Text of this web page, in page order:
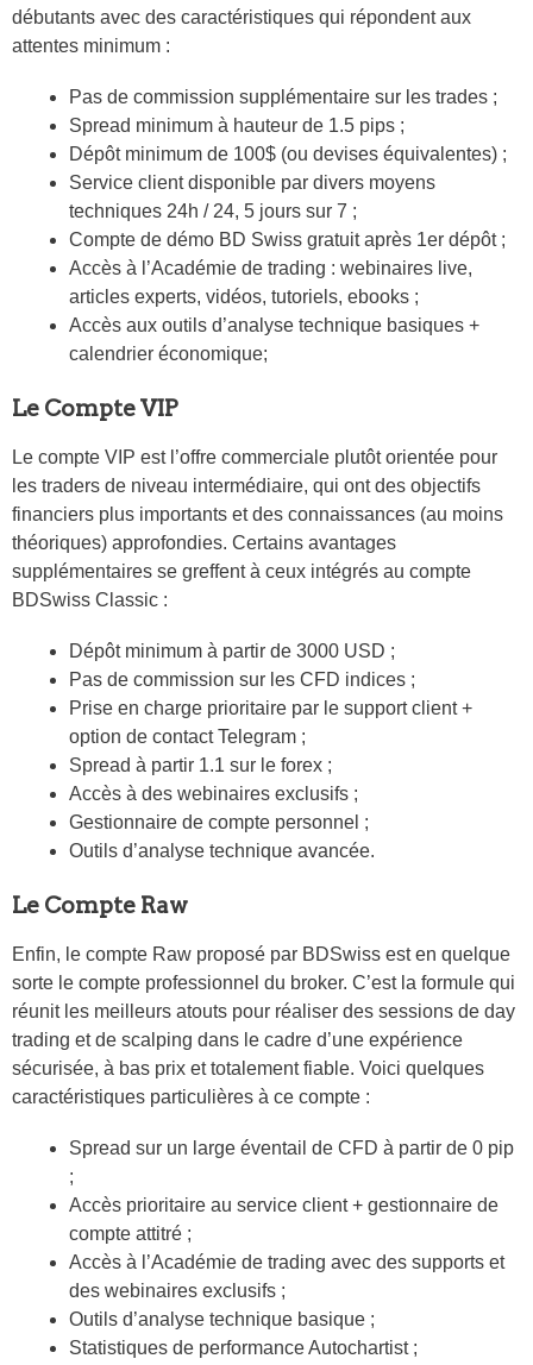
débutants avec des caractéristiques qui répondent aux
attentes minimum :
Pas de commission supplémentaire sur les trades ;
Spread minimum à hauteur de 1.5 pips ;
Dépôt minimum de 100$ (ou devises équivalentes) ;
Service client disponible par divers moyens
techniques 24h / 24, 5 jours sur 7 ;
Compte de démo BD Swiss gratuit après 1er dépôt ;
Accès à l’Académie de trading : webinaires live,
articles experts, vidéos, tutoriels, ebooks ;
Accès aux outils d’analyse technique basiques +
calendrier économique;
Le Compte VIP
Le compte VIP est l’offre commerciale plutôt orientée pour
les traders de niveau intermédiaire, qui ont des objectifs
financiers plus importants et des connaissances (au moins
théoriques) approfondies. Certains avantages
supplémentaires se greffent à ceux intégrés au compte
BDSwiss Classic :
Dépôt minimum à partir de 3000 USD ;
Pas de commission sur les CFD indices ;
Prise en charge prioritaire par le support client +
option de contact Telegram ;
Spread à partir 1.1 sur le forex ;
Accès à des webinaires exclusifs ;
Gestionnaire de compte personnel ;
Outils d’analyse technique avancée.
Le Compte Raw
Enfin, le compte Raw proposé par BDSwiss est en quelque
sorte le compte professionnel du broker. C’est la formule qui
réunit les meilleurs atouts pour réaliser des sessions de day
trading et de scalping dans le cadre d’une expérience
sécurisée, à bas prix et totalement fiable. Voici quelques
caractéristiques particulières à ce compte :
Spread sur un large éventail de CFD à partir de 0 pip
;
Accès prioritaire au service client + gestionnaire de
compte attitré ;
Accès à l’Académie de trading avec des supports et
des webinaires exclusifs ;
Outils d’analyse technique basique ;
Statistiques de performance Autochartist ;